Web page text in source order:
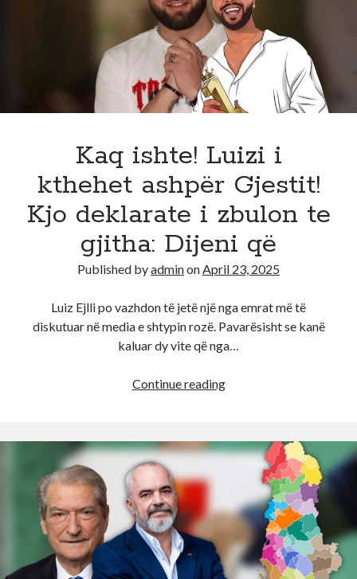
br*ktisur
nga
të
gjithë,
ja
plani
fsh*htë
që
po
Veliaj,
h*lli
i
Kaq ishte! Luizi i
kthehet ashpër Gjestit!
Kjo deklarate i zbulon te
gjitha: Dijeni që
Published byadminonApril 23, 2025
Luiz Ejlli po vazhdon të jetë një nga emrat më të
diskutuar në media e shtypin rozë. Pavarësisht se kanë
kaluar dy vite që nga…
Continue readingKaq
i
kthehet
ashpër
Gjestit!
Kjo
deklarate
i
zbulon